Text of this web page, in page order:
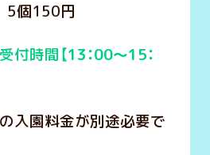
個150円
付時間【13：00～15：
入園料金が別途必要で